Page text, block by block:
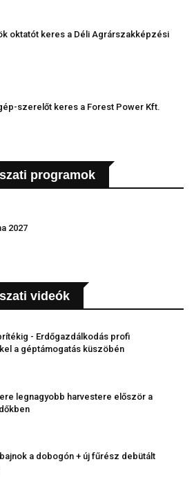
oktatót keres a Déli Agrárszakképzési
szerelőt keres a Forest Power Kft.
programok
2027
videók
- Erdőgazdálkodás profi
a géptámogatás küszöbén
legnagyobb harvestere először a
a dobogón + új fűrész debütált